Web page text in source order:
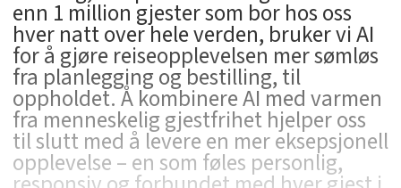
enn 1 million gjester som bor hos oss
hver natt over hele verden, bruker vi AI
for å gjøre reiseopplevelsen mer sømløs
fra planlegging og bestilling, til
oppholdet. Å kombinere AI med varmen
fra menneskelig gjestfrihet hjelper oss
til slutt med å levere en mer eksepsjonell
opplevelse – en som føles personlig,